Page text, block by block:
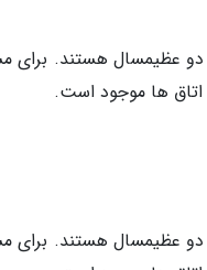
عظیمسال هستند. برای
عظیمسال هستند. برای